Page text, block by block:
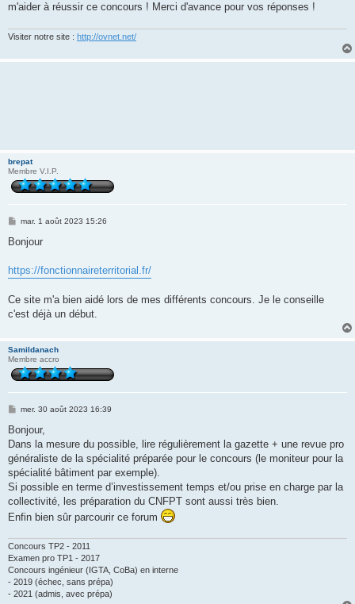
m'aider à réussir ce concours ! Merci d'avance pour vos réponses !
Visiter notre site : http://ovnet.net/
brepat
Membre V.I.P.
M
s
g
e
mar. 1 août 2023 15:26
Bonjour
https://fonctionnaireterritorial.fr/
Ce site m'a bien aidé lors de mes différents concours. Je le conseille
c'est déjà un début.
Samildanach
Membre accro
M
s
a
g
mer. 30 août 2023 16:39
Bonjour,
Dans la mesure du possible, lire régulièrement la gazette + une revue pro
généraliste de la spécialité préparée pour le concours (le moniteur pour la
spécialité bâtiment par exemple).
Si possible en terme d’investissement temps et/ou prise en charge par la
collectivité, les préparation du CNFPT sont aussi très bien.
Enfin bien sûr parcourir ce forum
Concours TP2 - 2011
Examen pro TP1 - 2017
Concours ingénieur (IGTA, CoBa) en interne
- 2019 (échec, sans prépa)
- 2021 (admis, avec prépa)